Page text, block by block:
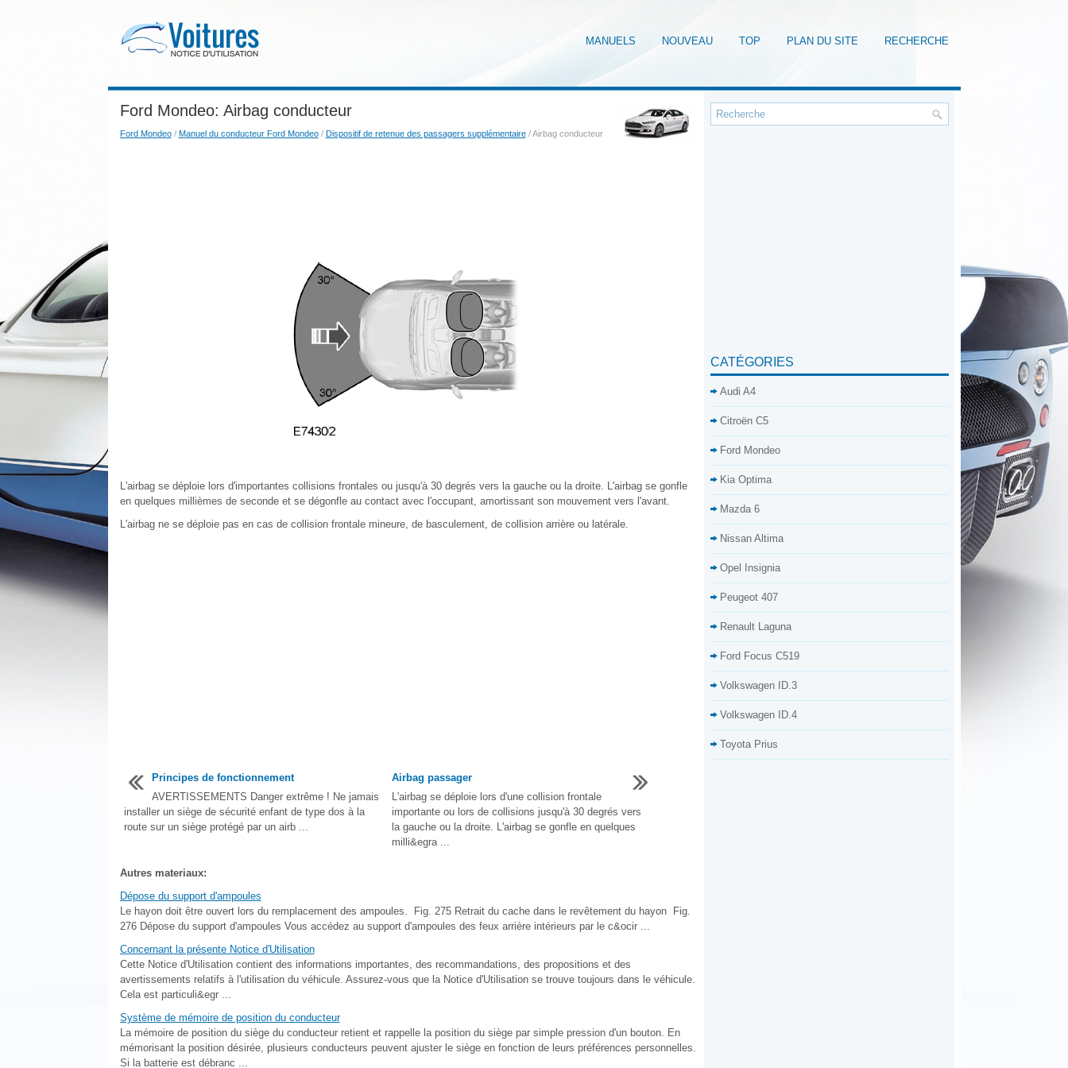
MANUELS NOUVEAU TOP PLAN DU SITE RECHERCHE
Ford Mondeo: Airbag conducteur
Ford Mondeo/ Manuel du conducteur Ford Mondeo/ Dispositif de retenue des passagers supplémentaire/ Airbag conducteur
L'airbag se déploie lors d'importantes collisions frontales ou jusqu'à 30 degrés vers la gauche ou la droite. L'airbag se gonfle
en quelques millièmes de seconde et se dégonfle au contact avec l'occupant, amortissant son mouvement vers l'avant.
L'airbag ne se déploie pas en cas de collision frontale mineure, de basculement, de collision arrière ou latérale.
Principes de fonctionnement
AVERTISSEMENTS Danger extrême ! Ne jamais
installer un siège de sécurité enfant de type dos à la
route sur un siège protégé par un airb ...
Airbag passager
L'airbag se déploie lors d'une collision frontale
importante ou lors de collisions jusqu'à 30 degrés vers
la gauche ou la droite. L'airbag se gonfle en quelques
milli&egra ...
Autres materiaux:
Dépose du support d'ampoules
Le hayon doit être ouvert lors du remplacement des ampoules. Fig. 275 Retrait du cache dans le revêtement du hayon Fig.
276 Dépose du support d'ampoules Vous accédez au support d'ampoules des feux arrière intérieurs par le c&ocir ...
Concernant la présente Notice d'Utilisation
Cette Notice d'Utilisation contient des informations importantes, des recommandations, des propositions et des
avertissements relatifs à l'utilisation du véhicule. Assurez-vous que la Notice d'Utilisation se trouve toujours dans le véhicule.
Cela est particuli&egr ...
Système de mémoire de position du conducteur
La mémoire de position du siège du conducteur retient et rappelle la position du siège par simple pression d'un bouton. En
mémorisant la position désirée, plusieurs conducteurs peuvent ajuster le siège en fonction de leurs préférences personnelles.
Si la batterie est débranc ...
CATÉGORIES
Audi A4
Citroën C5
Ford Mondeo
Kia Optima
Mazda 6
Nissan Altima
Opel Insignia
Peugeot 407
Renault Laguna
Ford Focus C519
Volkswagen ID.3
Volkswagen ID.4
Toyota Prius